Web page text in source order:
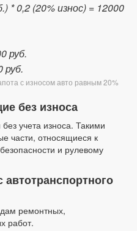
* 0,2 (20% износ) = 12000
руб.
руб.
с износом авто равным 20%
без износа
учета износа. Такими
части, относящиеся к
и рулевому
автотранспортного
ремонтных,
работ.